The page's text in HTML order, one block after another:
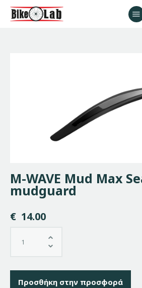
Bikelab
Υπηρεσίες
Gallery
Επικοινωνία
M-WAVE Mud Max
mudguard
€ 14.00
Προσθήκη στην προσφορά